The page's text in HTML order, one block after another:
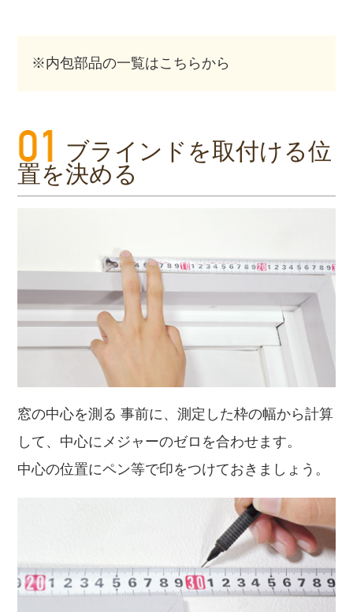
※内包部品の一覧はこちらから
ブラインドを取付ける位
置を決める
窓の中心を測る 事前に、測定した枠の幅から計算
して、中心にメジャーのゼロを合わせます。
中心の位置にペン等で印をつけておきましょう。